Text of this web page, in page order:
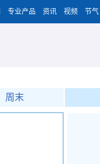
专业产品 资讯 视频 节气
周末